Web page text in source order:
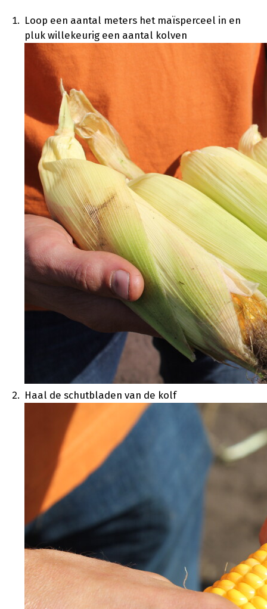
Loop een aantal meters het maïsperceel in en
pluk willekeurig een aantal kolven
Haal de schutbladen van de kolf